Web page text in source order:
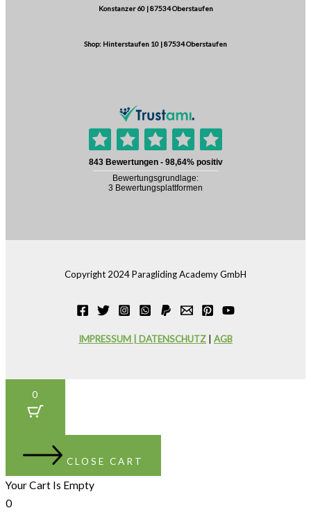
Konstanzer 60 | 87534 Oberstaufen
Shop: Hinterstaufen 10 | 87534 Oberstaufen
Copyright 2024 Paragliding Academy GmbH
IMPRESSUM | DATENSCHUTZ | AGB
0
CLOSE CART
Your Cart Is Empty
0